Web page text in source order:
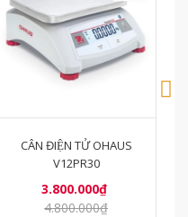
CÂN ĐIỆN TỬ OHAUS
V12PR15
3.500.000₫
3.630.000₫